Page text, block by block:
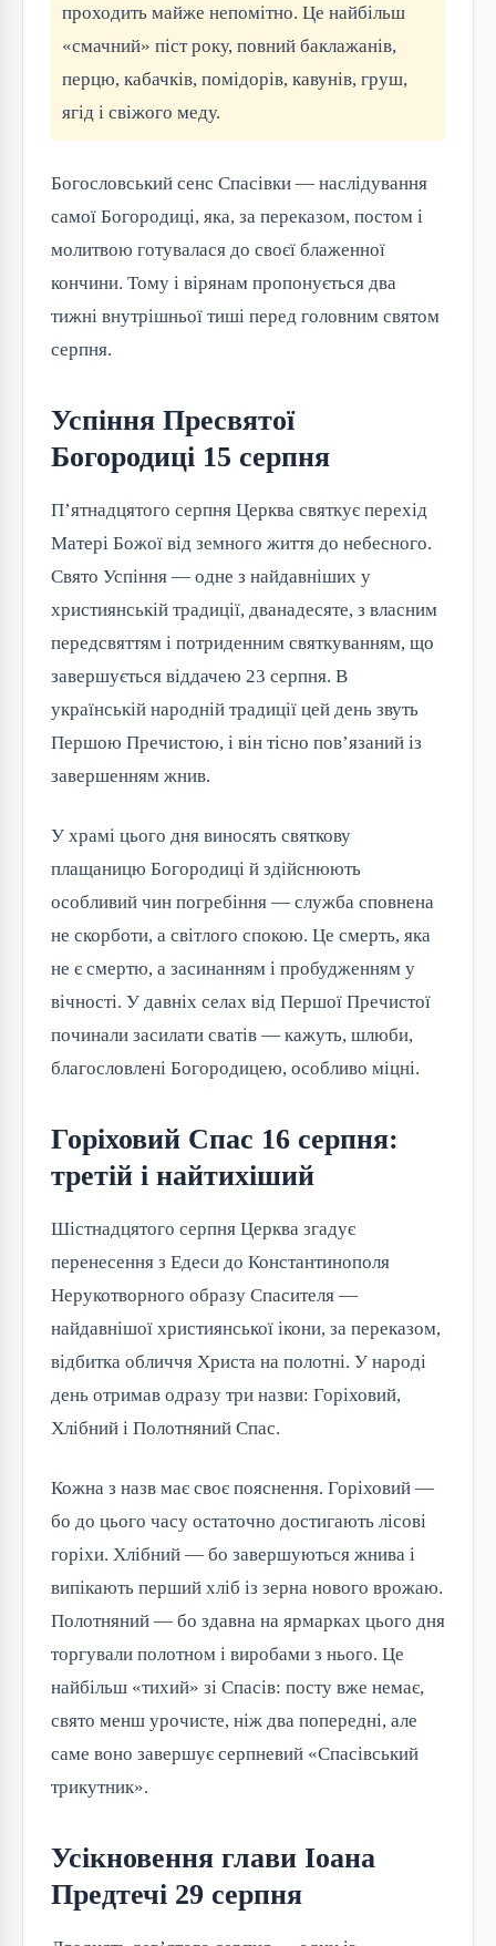
проходить майже непомітно. Це найбільш
«смачний» піст року, повний баклажанів,
перцю, кабачків, помідорів, кавунів, груш,
ягід і свіжого меду.
Богословський сенс Спасівки — наслідування
самої Богородиці, яка, за переказом, постом і
молитвою готувалася до своєї блаженної
кончини. Тому і вірянам пропонується два
тижні внутрішньої тиші перед головним святом
серпня.
Успіння Пресвятої
Богородиці 15 серпня
П’ятнадцятого серпня Церква святкує перехід
Матері Божої від земного життя до небесного.
Свято Успіння — одне з найдавніших у
християнській традиції, дванадесяте, з власним
передсвяттям і потриденним святкуванням, що
завершується віддачею 23 серпня. В
українській народній традиції цей день звуть
Першою Пречистою, і він тісно пов’язаний із
завершенням жнив.
У храмі цього дня виносять святкову
плащаницю Богородиці й здійснюють
особливий чин погребіння — служба сповнена
не скорботи, а світлого спокою. Це смерть, яка
не є смертю, а засинанням і пробудженням у
вічності. У давніх селах від Першої Пречистої
починали засилати сватів — кажуть, шлюби,
благословлені Богородицею, особливо міцні.
Горіховий Спас 16 серпня:
третій і найтихіший
Шістнадцятого серпня Церква згадує
перенесення з Едеси до Константинополя
Нерукотворного образу Спасителя —
найдавнішої християнської ікони, за переказом,
відбитка обличчя Христа на полотні. У народі
день отримав одразу три назви: Горіховий,
Хлібний і Полотняний Спас.
Кожна з назв має своє пояснення. Горіховий —
бо до цього часу остаточно достигають лісові
горіхи. Хлібний — бо завершуються жнива і
випікають перший хліб із зерна нового врожаю.
Полотняний — бо здавна на ярмарках цього дня
торгували полотном і виробами з нього. Це
найбільш «тихий» зі Спасів: посту вже немає,
свято менш урочисте, ніж два попередні, але
саме воно завершує серпневий «Спасівський
трикутник».
Усікновення глави Іоана
Предтечі 29 серпня